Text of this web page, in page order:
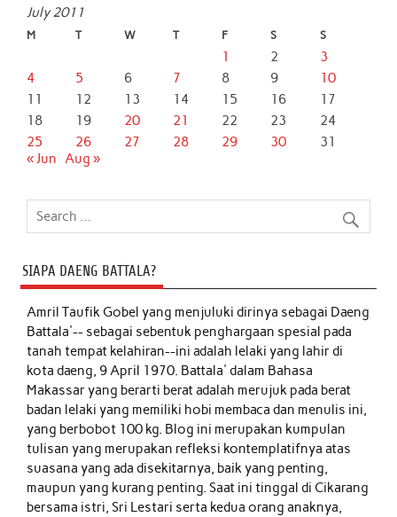
July 2011
M T W T F S S
1 2
3
4
5 6 7 8 9
10
11
12 13 14 15 16
17
18
19 20 21 22 23
24
25
26 27 28 29 30
31
« Jun Aug »
SIAPA DAENG BATTALA?
Amril Taufik Gobelyang menjuluki dirinya sebagai Daeng
Battala'-- sebagai sebentuk penghargaan spesial pada
tanah tempat kelahiran--ini adalah lelaki yang lahir di
kota daeng, 9 April 1970. Battala' dalam Bahasa
Makassar yang berarti berat adalah merujuk pada berat
badan lelaki yang memiliki hobi membaca dan menulis ini,
yang berbobot 100 kg. Blog ini merupakan kumpulan
tulisan yang merupakan refleksi kontemplatifnya atas
suasana yang ada disekitarnya, baik yang penting,
maupun yang kurang penting. Saat ini tinggal di Cikarang
bersama istri, Sri Lestari serta kedua orang anaknya,